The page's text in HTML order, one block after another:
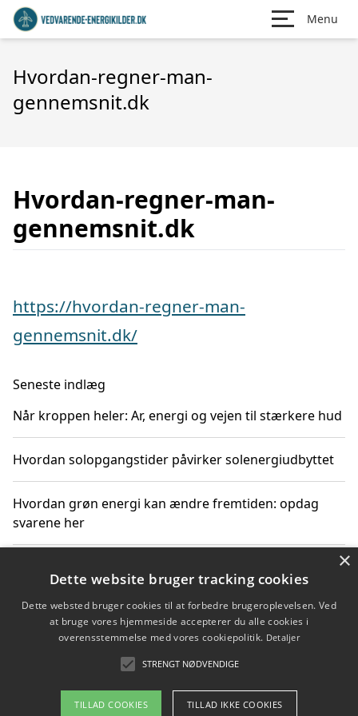
Menu
Hvordan-regner-man-
gennemsnit.dk
Hvordan-regner-man-
gennemsnit.dk
https://hvordan-regner-man-
gennemsnit.dk/
Seneste indlæg
Når kroppen heler: Ar, energi og vejen til stærkere hud
Hvordan solopgangstider påvirker solenergiudbyttet
Hvordan grøn energi kan ændre fremtiden: opdag
svarene her
solenergiudnyttelse
Hvordan du får svar på energispørgsmål om
×
Dette website bruger tracking cookies
Dette websted bruger cookies til at forbedre brugeroplevelsen. Ved
at bruge vores hjemmeside accepterer du alle cookies i
overensstemmelse med vores cookiepolitik. Detaljer
STRENGT NØDVENDIGE
TILLAD COOKIES TILLAD IKKE COOKIES